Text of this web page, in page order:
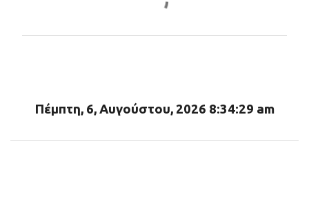
Πέμπτη, 6, Αυγούστου, 2026 8:34:31 am